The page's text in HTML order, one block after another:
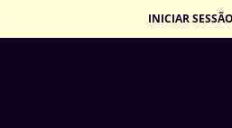
INICIAR SESSÃO